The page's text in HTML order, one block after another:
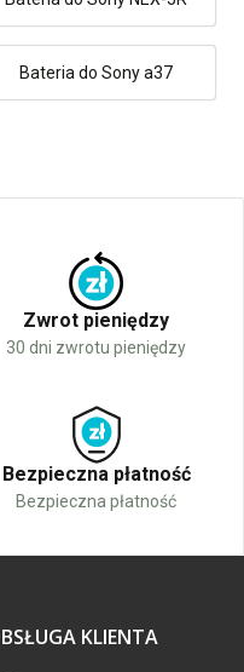
Bateria do Sony a37
Zwrot pieniędzy
30 dni zwrotu pieniędzy
Bezpieczna płatność
Bezpieczna płatność
KLIENTA